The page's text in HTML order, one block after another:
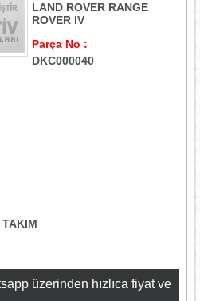
LAND ROVER RANGE
ROVER IV
Parça No :
DKC000040
üzerinden hızlıca fiyat ve